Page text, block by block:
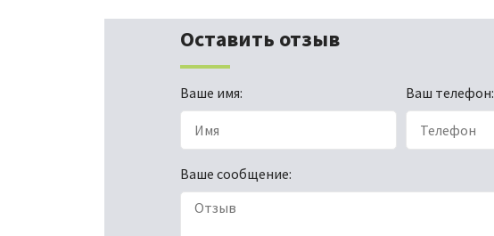
Оставить отзыв
Ваше имя: Ваш телефон:
Ваше сообщение: